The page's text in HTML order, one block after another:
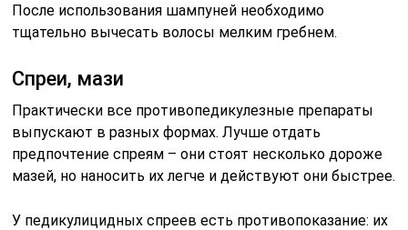
После использования шампуней необходимо
тщательно вычесать волосы мелким гребнем.
Спреи, мази
Практически все противопедикулезные препараты
выпускают в разных формах. Лучше отдать
предпочтение спреям – они стоят несколько дороже
мазей, но наносить их легче и действуют они быстрее.
У педикулицидных спреев есть противопоказание: их